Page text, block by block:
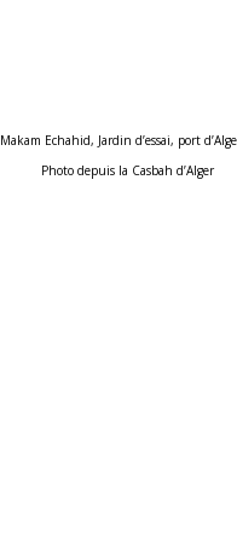
Makam Echahid, Jardin d’essai, port
Photo depuis la Casbah d’Alger